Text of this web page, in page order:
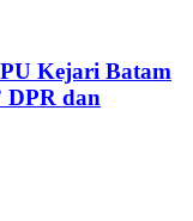
Kejari Batam
DPR dan